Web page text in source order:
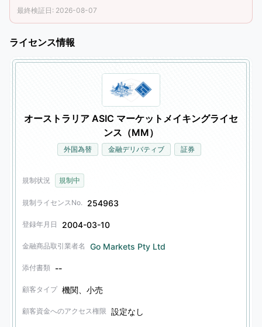
最終検証日: 2026-08-07
ライセンス情報
オーストラリア ASIC マーケットメイキングライセ
ンス（MM）
外国為替 金融デリバティブ 証券
規制状況 規制中
規制ライセンスNo. 254963
登録年月日 2004-03-10
金融商品取引業者名 Go Markets Pty Ltd
添付書類 --
顧客タイプ 機関、小売
顧客資金へのアクセス権限 設定なし